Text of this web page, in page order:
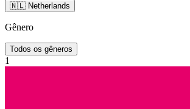
🇳🇱 Netherlands
Gênero
Todos os gêneros
1